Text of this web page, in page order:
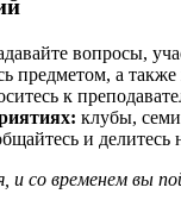
вопросы,
предметом, а
к
клубы,
и
со временем вы